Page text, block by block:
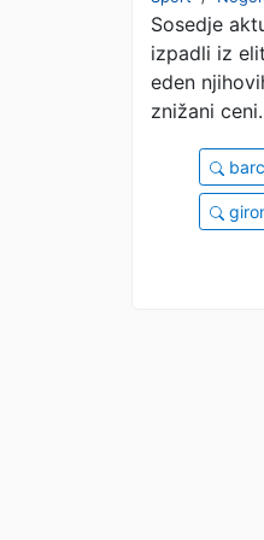
Sosedje
izpadli iz
eden
znižani ceni.